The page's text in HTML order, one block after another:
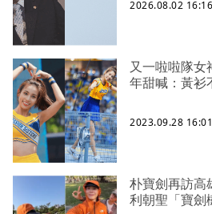
2026.08.02 16:16
又一啦啦隊
年甜喊：黃衫
2023.09.28 16:01
朴寶劍再訪
利朝聖「寶劍